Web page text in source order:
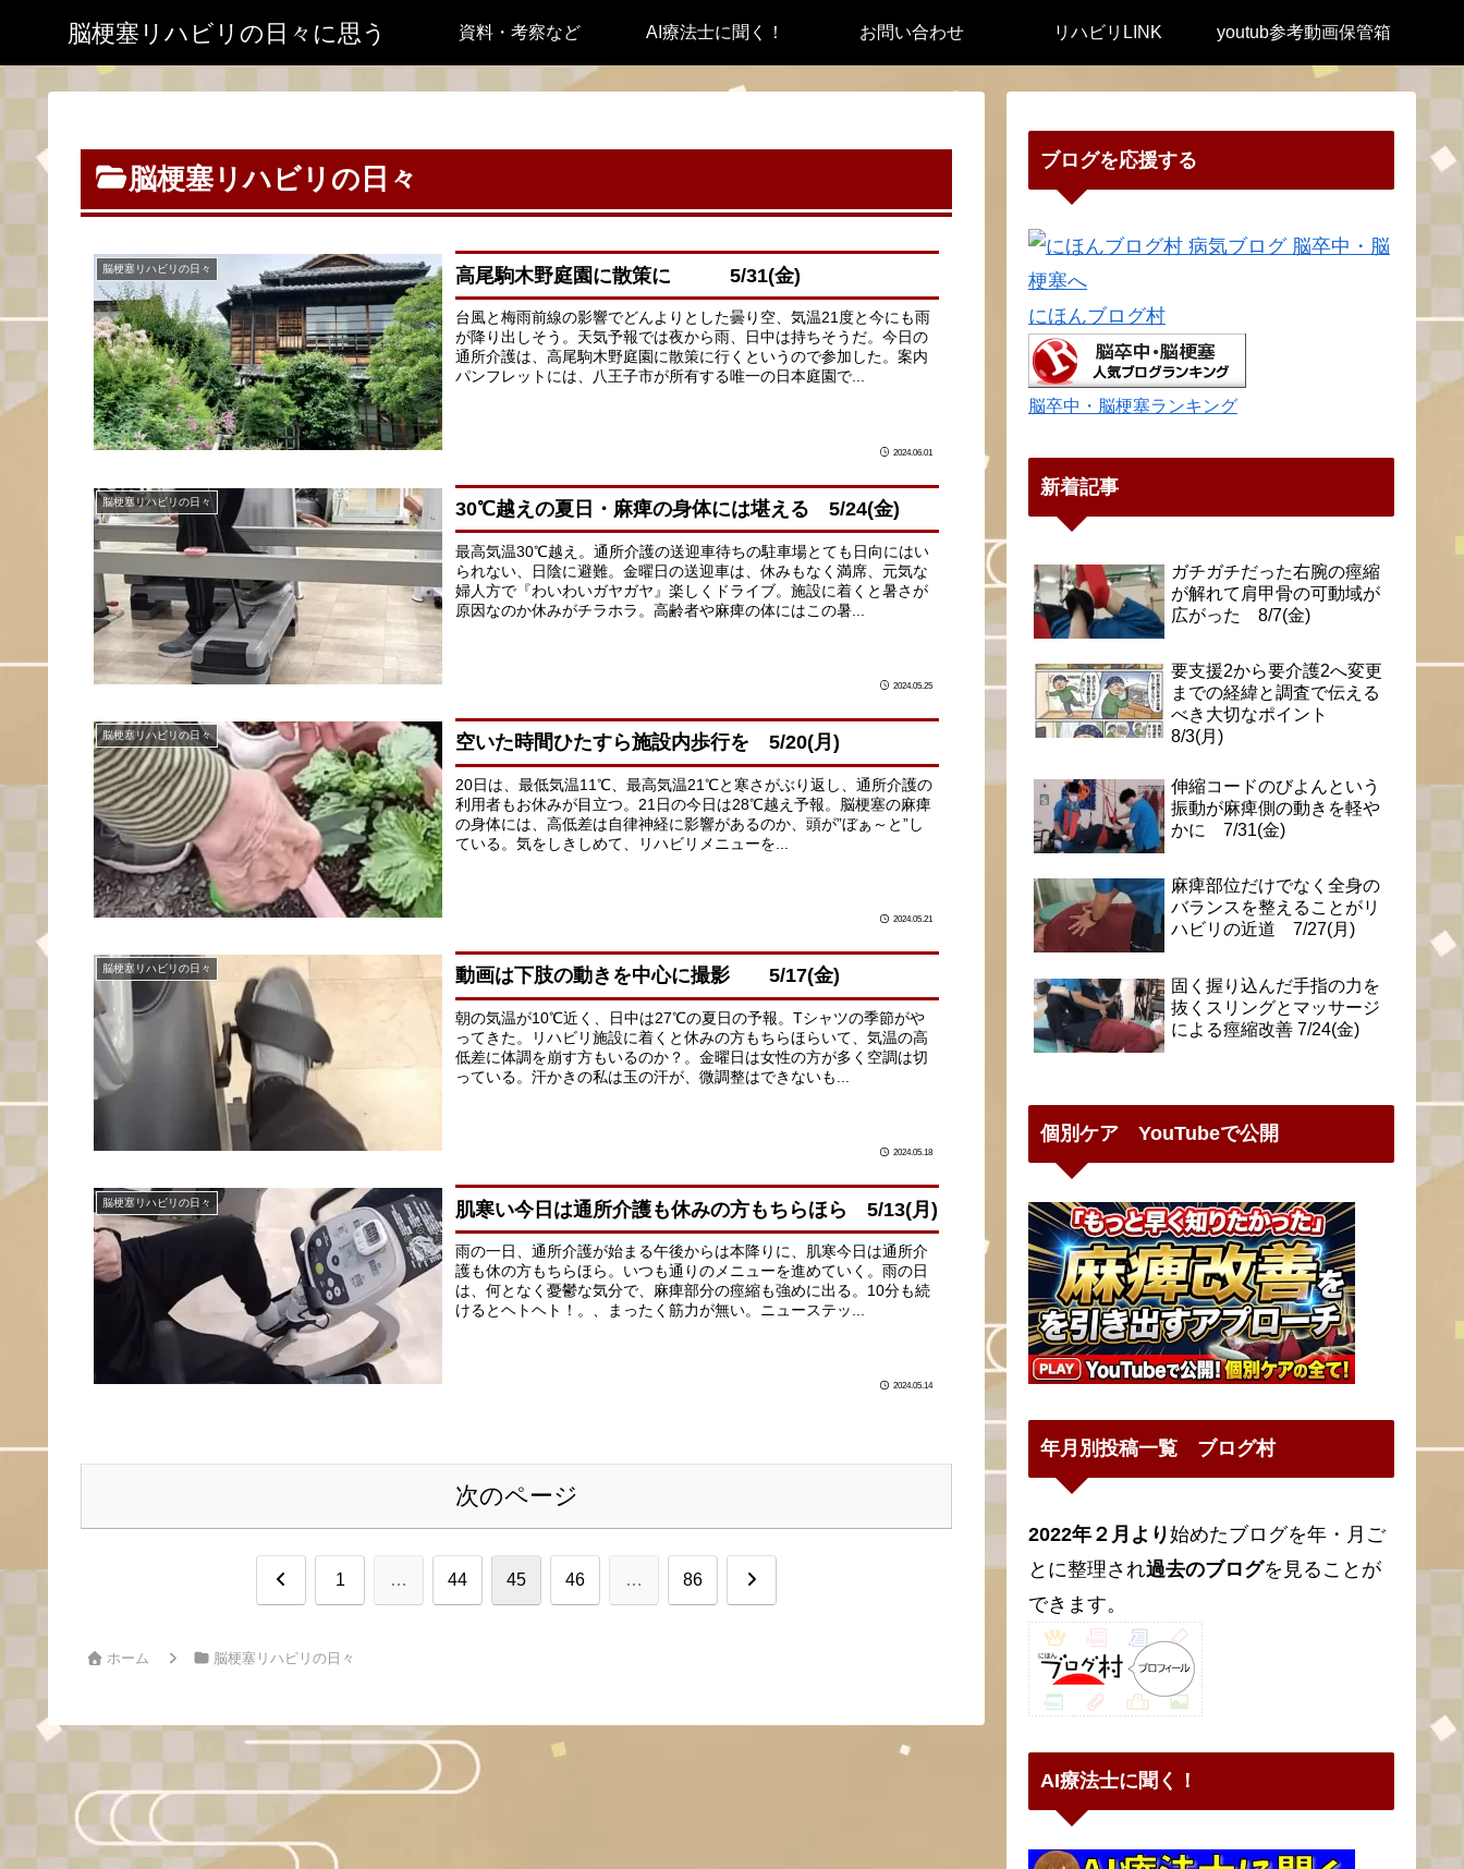
脳梗塞リハビリの日々に思う 資料・考察など AI療法士に聞く！ お問い合わせ リハビリLINK youtub参考動画保管箱
脳梗塞リハビリの日々
脳梗塞リハビリの日々 高尾駒木野庭園に散策に 5/31(金)
台風と梅雨前線の影響でどんよりとした曇り空、気温21度と今にも雨
が降り出しそう。天気予報では夜から雨、日中は持ちそうだ。今日の
通所介護は、高尾駒木野庭園に散策に行くというので参加した。案内
パンフレットには、八王子市が所有する唯一の日本庭園で...
2024.06.01
脳梗塞リハビリの日々 30℃越えの夏日・麻痺の身体には堪える 5/24(金)
最高気温30℃越え。通所介護の送迎車待ちの駐車場とても日向にはい
られない、日陰に避難。金曜日の送迎車は、休みもなく満席、元気な
婦人方で『わいわいガヤガヤ』楽しくドライブ。施設に着くと暑さが
原因なのか休みがチラホラ。高齢者や麻痺の体にはこの暑...
2024.05.25
脳梗塞リハビリの日々 空いた時間ひたすら施設内歩行を 5/20(月)
20日は、最低気温11℃、最高気温21℃と寒さがぶり返し、通所介護の
利用者もお休みが目立つ。21日の今日は28℃越え予報。脳梗塞の麻痺
の身体には、高低差は自律神経に影響があるのか、頭が”ぼぁ～と”し
ている。気をしきしめて、リハビリメニューを...
2024.05.21
脳梗塞リハビリの日々 動画は下肢の動きを中心に撮影 5/17(金)
朝の気温が10℃近く、日中は27℃の夏日の予報。Tシャツの季節がや
ってきた。リハビリ施設に着くと休みの方もちらほらいて、気温の高
低差に体調を崩す方もいるのか？。金曜日は女性の方が多く空調は切
っている。汗かきの私は玉の汗が、微調整はできないも...
2024.05.18
脳梗塞リハビリの日々 肌寒い今日は通所介護も休みの方もちらほら 5/13(月)
雨の一日、通所介護が始まる午後からは本降りに、肌寒今日は通所介
護も休の方もちらほら。いつも通りのメニューを進めていく。雨の日
は、何となく憂鬱な気分で、麻痺部分の痙縮も強めに出る。10分も続
けるとヘトヘト！。、まったく筋力が無い。ニューステッ...
2024.05.14
次のページ
前 1 … 44 45 46 … 86 次
ホーム 脳梗塞リハビリの日々
ブログを応援する
にほんブログ村
脳卒中・脳梗塞ランキング
新着記事
ガチガチだった右腕の痙縮
が解れて肩甲骨の可動域が
広がった 8/7(金)
要支援2から要介護2へ変更
までの経緯と調査で伝える
べき大切なポイント
8/3(月)
伸縮コードのびよんという
振動が麻痺側の動きを軽や
かに 7/31(金)
麻痺部位だけでなく全身の
バランスを整えることがリ
ハビリの近道 7/27(月)
固く握り込んだ手指の力を
抜くスリングとマッサージ
による痙縮改善 7/24(金)
個別ケア YouTubeで公開
年月別投稿一覧 ブログ村
2022年２月より始めたブログを年・月ご
とに整理され過去のブログを見ることが
できます。
AI療法士に聞く！